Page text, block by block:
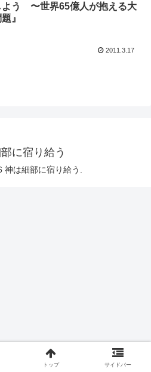
よう 〜世界65億人が抱える大
』
2011.3.17
に宿り給う
は細部に宿り給う.
トップ サイドバー